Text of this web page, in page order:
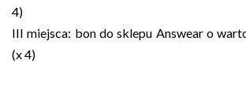
4)
III miejsca: bon do sklepu Answear o
(x 4)